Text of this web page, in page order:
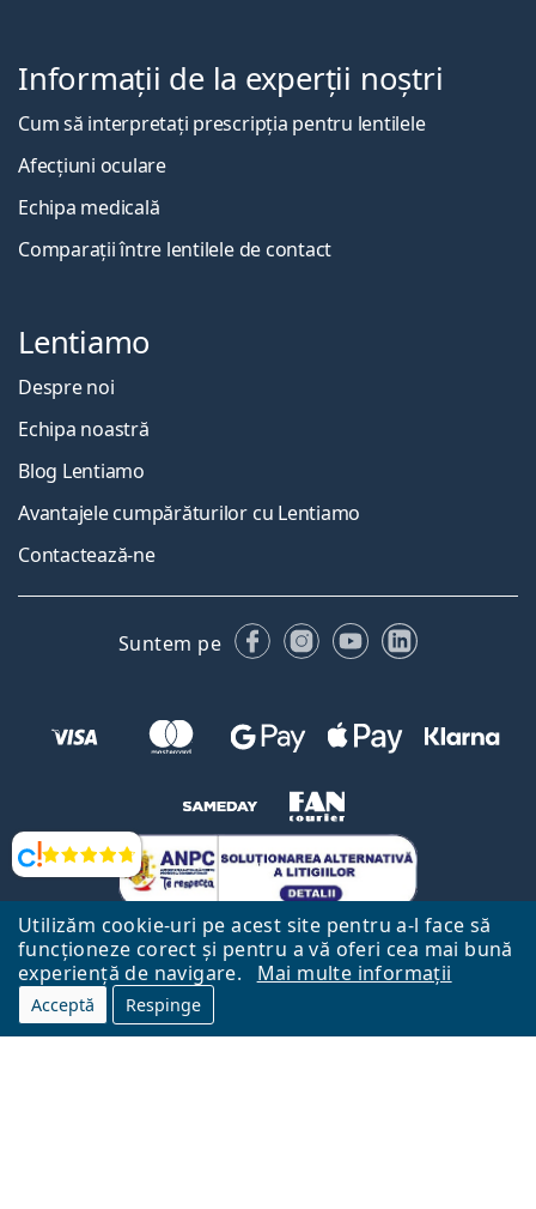
Utilizăm cookie-uri pe acest site pentru a-l face să
funcționeze corect și pentru a vă oferi cea mai bună
experiență de navigare.
Mai multe informații
Acceptă Respinge
Opinii
Informații de la experții noștri
Cum să interpretați prescripția pentru lentilele
Afecțiuni oculare
Echipa medicală
Comparații între lentilele de contact
Lentiamo
Despre noi
Echipa noastră
Blog Lentiamo
Avantajele cumpărăturilor cu Lentiamo
Contactează-ne
Suntem pe FacebookInstagram
YouTubeLinkedIn
Către Pagina Principală
Mai sus